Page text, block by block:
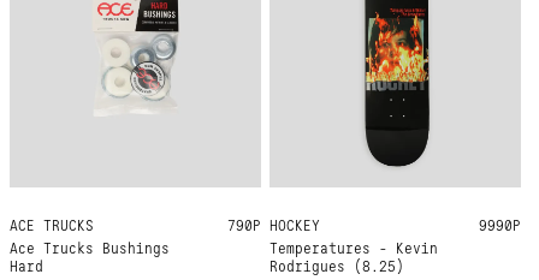
ACE TRUCKS
Ace Trucks Bushings
Hard
ONE SIZE 790Р HOCKEY
Temperatures - Kevin
Rodrigues (8.25)
8.25 9990Р